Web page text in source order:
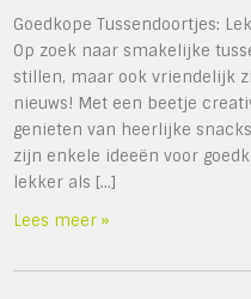
Goedkope Tussendoortjes:
Op zoek naar smakelijke
stillen, maar ook vriendelijk
nieuws! Met een beetje
genieten van heerlijke
zijn enkele ideeën voor
lekker als […]
Lees meer »